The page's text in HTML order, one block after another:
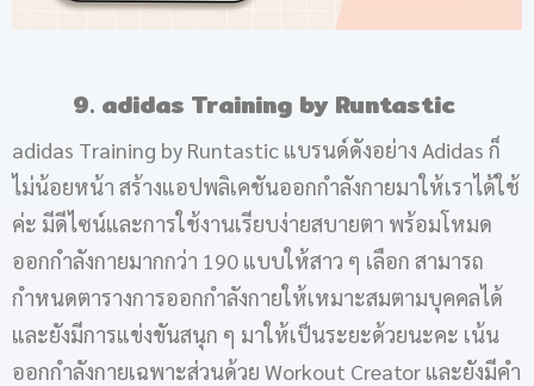
9. adidas Training by Runtastic
adidas Training by Runtastic แบรนด์ดังอย่าง Adidas ก็
ไม่น้อยหน้า สร้างแอปพลิเคชันออกกำลังกายมาให้เราได้ใช้
ค่ะ มีดีไซน์และการใช้งานเรียบง่ายสบายตา พร้อมโหมด
ออกกำลังกายมากกว่า 190 แบบให้สาว ๆ เลือก สามารถ
กำหนดตารางการออกกำลังกายให้เหมาะสมตามบุคคลได้
และยังมีการแข่งขันสนุก ๆ มาให้เป็นระยะด้วยนะคะ เน้น
ออกกำลังกายเฉพาะส่วนด้วย Workout Creator และยังมีคำ